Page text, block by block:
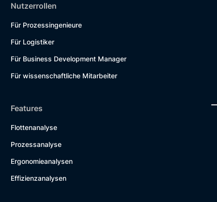
Nutzerrollen
Für Prozessingenieure
Für Logistiker
Für Business Development Manager
Für wissenschaftliche Mitarbeiter
Features
Flottenanalyse
Prozessanalyse
Ergonomieanalysen
Effizienzanalysen